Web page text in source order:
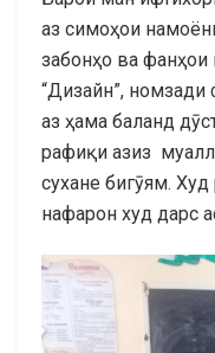
аз симоҳои
забонҳо ва фанҳои
“Дизайн”, номзади
аз ҳама баланд
рафиқи азиз
сухане бигӯям.
нафарон худ дарс